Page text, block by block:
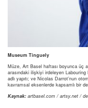
Museum Tinguely
Müze, Art Basel haftası boyunca üç
arasındaki ilişkiyi irdeleyen
adlı yapıtı; ve Nicolas Darrot’nun
kavramsal eksenlerde kapsamlı bir
Kaynak: artbasel.com / artsy.net /